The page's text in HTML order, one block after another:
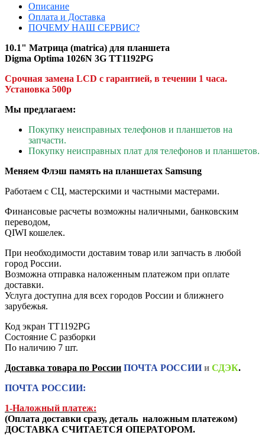
Описание
Оплата и Доставка
ПОЧЕМУ НАШ СЕРВИС?
10.1" Матрица (matrica) для планшета
Digma Optima 1026N 3G TT1192PG
Срочная замена LCD с гарантией, в течении 1 часа.
Установка 500р
Мы предлагаем:
Покупку неисправных телефонов и планшетов на
запчасти.
Покупку неисправных плат для телефонов и планшетов.
Меняем Флэш память на планшетах Samsung
Работаем с СЦ, мастерскими и частными мастерами.
Финансовые расчеты возможны наличными, банковским
переводом,
QIWI кошелек.
При необходимости доставим товар или запчасть в любой
город России.
Возможна отправка наложенным платежом при оплате
доставки.
Услуга доступна для всех городов России и ближнего
зарубежья.
Код экран TT1192PG
Состояние С разборки
По наличию 7 шт.
Доставка товара по России ПОЧТА РОССИИи СДЭК.
ПОЧТА РОССИИ:
1-Наложный платеж:
(Оплата доставки сразу, деталь наложным платежом)
ДОСТАВКА СЧИТАЕТСЯ ОПЕРАТОРОМ.